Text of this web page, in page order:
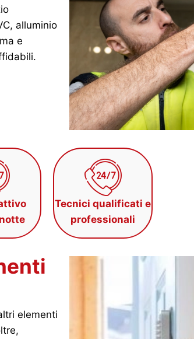
alluminio
e
Tecnici qualificati e
professionali
elementi